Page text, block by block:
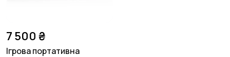
7 500 ₴
Ігрова портативна